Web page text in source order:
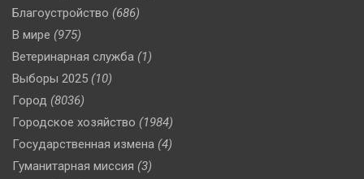
Благоустройство (686)
В мире (975)
Ветеринарная служба (1)
Выборы 2025 (10)
Город (8036)
Городское хозяйство (1984)
Государственная измена (4)
Гуманитарная миссия (3)